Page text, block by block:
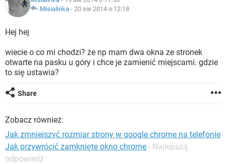
WINDOWS 10
INSTAGRAM
WINDOWS 10
GRY WHATSAPP
COVID-19
GRY
SPOTIFY NETFLIX
INSTAGRAM FACEBOOK
Misialinka - 20 sie 2014 o 12:18
Hej hej
wiecie o co mi chodzi? że np mam dwa okna ze stronek
otwarte na pasku u góry i chce je zamienić miejscami. gdzie
to się ustawia?
Share
Zobacz również:
Jak zmniejszyć rozmiar strony w google chrome na telefonie
Jak przywrócić zamknięte okno chrome - Najlepszą
odpowiedź